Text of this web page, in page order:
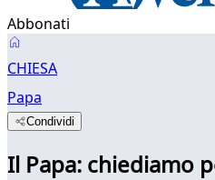
Abbonati
CHIESA
Papa
Condividi
Il Papa: chiediamo